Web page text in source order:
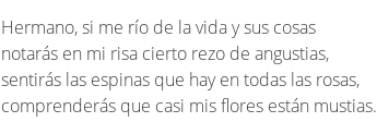
Hermano, si me río de la vida y sus cosas
notarás en mi risa cierto rezo de angustias,
sentirás las espinas que hay en todas las rosas,
comprenderás que casi mis flores están mustias.